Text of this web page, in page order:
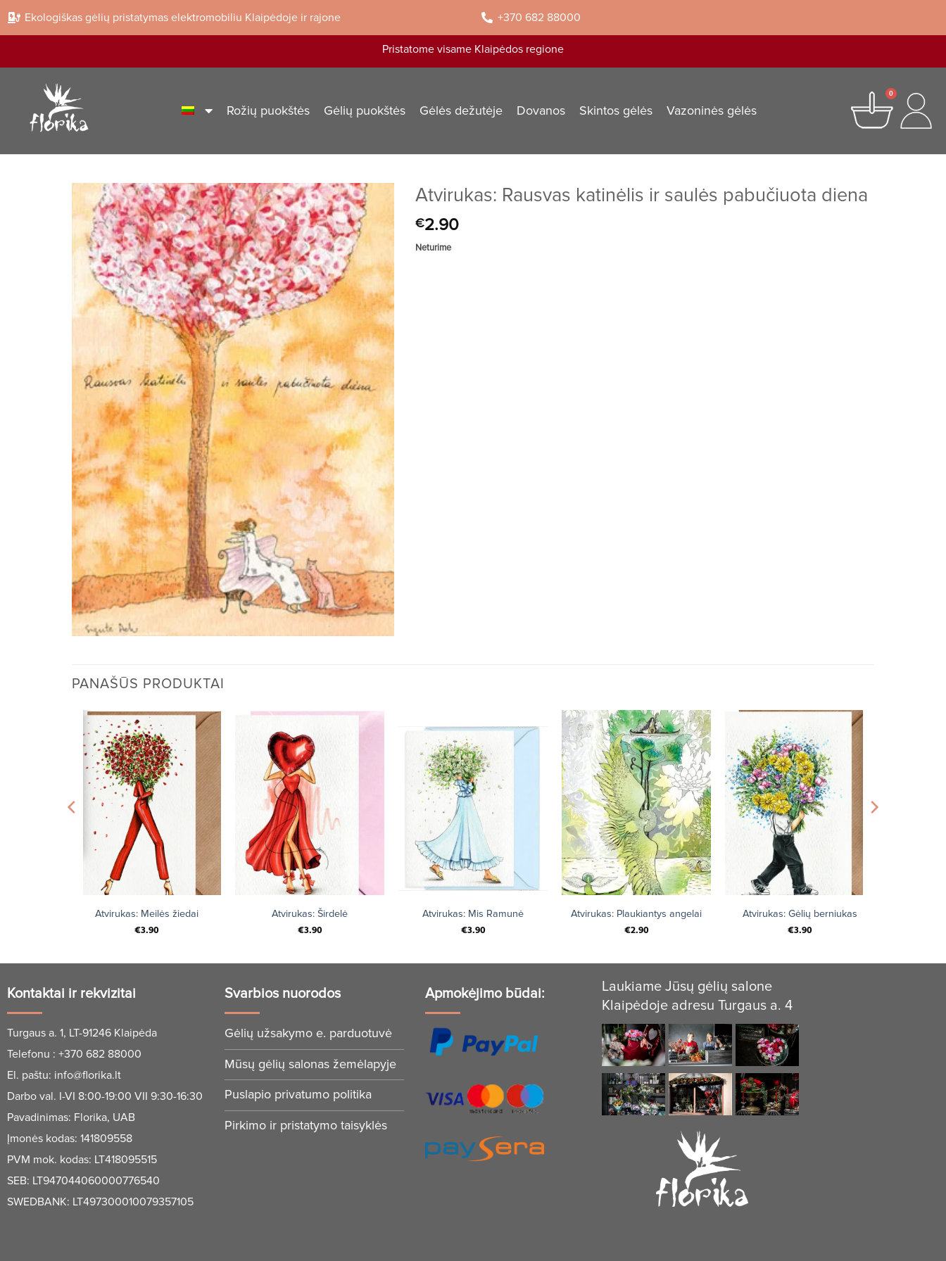
Ekologiškas gėlių pristatymas elektromobiliu Klaipėdoje ir rajone +370 682 88000
Pristatome visame Klaipėdos regione
Rožių puokštės Gėlių puokštės Gėlės dežutėje Dovanos Skintos gėlės Vazoninės gėlės
0
Atvirukas: Rausvas katinėlis ir saulės pabučiuota diena
€2.90
Neturime
PANAŠŪS PRODUKTAI
Atvirukas: Meilės žiedai
€3.90
Atvirukas: Širdelė
€3.90
Atvirukas: Mis Ramunė
€3.90
Atvirukas: Plaukiantys angelai
€2.90
Atvirukas: Gėlių berniukas
€3.90
Kontaktai ir rekvizitai
Turgaus a. 1, LT-91246 Klaipėda
Telefonu : +370 682 88000
El. paštu: info@florika.lt
Darbo val. I-VI 8:00-19:00 VII 9:30-16:30
Pavadinimas: Florika, UAB
Įmonės kodas: 141809558
PVM mok. kodas: LT418095515
SEB: LT947044060000776540
SWEDBANK: LT497300010079357105
Svarbios nuorodos
Gėlių užsakymo e. parduotuvė
Mūsų gėlių salonas žemėlapyje
Puslapio privatumo politika
Pirkimo ir pristatymo taisyklės
Apmokėjimo būdai:
Laukiame Jūsų gėlių salone
Klaipėdoje adresu Turgaus a. 4